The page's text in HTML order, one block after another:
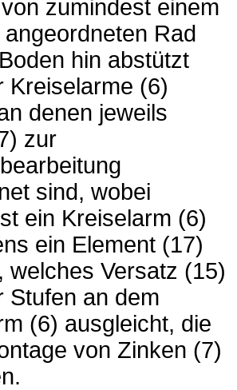
zumindest einem
Rad
hin abstützt
Kreiselarme (6)
denen jeweils
zur
sind, wobei
ein Kreiselarm (6)
ein Element (17)
welches Versatz (15)
Stufen an dem
(6) ausgleicht, die
von Zinken (7)